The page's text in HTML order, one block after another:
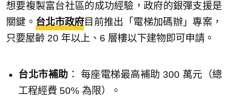
想要複製富台社區的成功經驗，政府的銀彈支援是
關鍵。 台北市政府目前推出「電梯加碼辦」專案，
只要屋齡 20 年以上、6 層樓以下建物即可申請。
台北市補助 ： 每座電梯最高補助 300 萬元（總
工程經費 50% 為限）。